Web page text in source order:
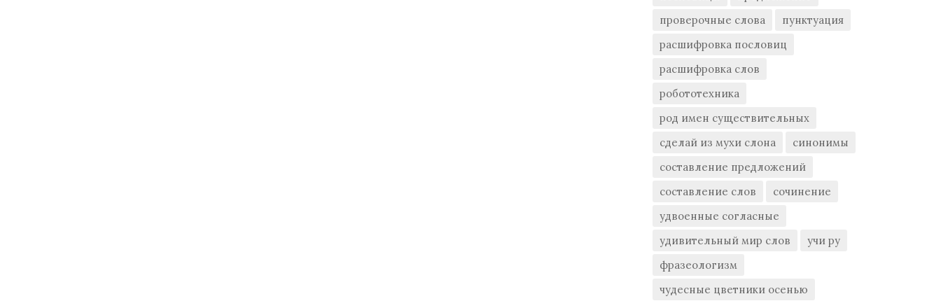
проверочные слова
пунктуация
расшифровка пословиц
расшифровка слов
робототехника
род имен существительных
сделай из мухи слона
синонимы
составление предложений
составление слов
сочинение
удвоенные согласные
удивительный мир слов
учи ру
фразеологизм
чудесные цветники осенью